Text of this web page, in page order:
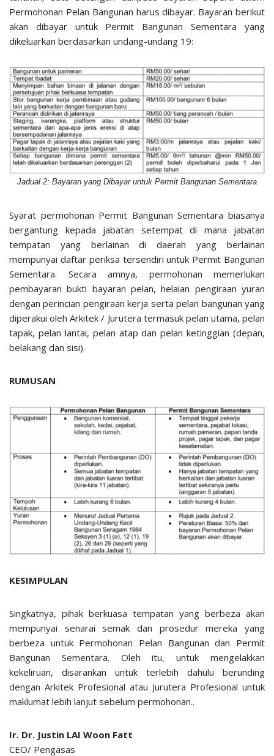
Permohonan Pelan Bangunan harus dibayar. Bayaran berikut
akan dibayar untuk Permit Bangunan Sementara yang
dikeluarkan berdasarkan undang-undang 19:
Jadual 2: Bayaran yang Dibayar untuk Permit Bangunan Sementara
Syarat permohonan Permit Bangunan Sementara biasanya
bergantung kepada jabatan setempat di mana jabatan
tempatan yang berlainan di daerah yang berlainan
mempunyai daftar periksa tersendiri untuk Permit Bangunan
Sementara. Secara amnya, permohonan memerlukan
pembayaran bukti bayaran pelan, helaian pengiraan yuran
dengan perincian pengiraan kerja serta pelan bangunan yang
diperakui oleh Arkitek / Jurutera termasuk pelan utama, pelan
tapak, pelan lantai, pelan atap dan pelan ketinggian (depan,
belakang dan sisi).
RUMUSAN
KESIMPULAN
Singkatnya, pihak berkuasa tempatan yang berbeza akan
mempunyai senarai semak dan prosedur mereka yang
berbeza untuk Permohonan Pelan Bangunan dan Permit
Bangunan Sementara. Oleh itu, untuk mengelakkan
kekeliruan, disarankan untuk terlebih dahulu berunding
dengan Arkitek Profesional atau Jurutera Profesional untuk
maklumat lebih lanjut sebelum permohonan..
Ir. Dr. Justin LAI Woon Fatt
CEO/ Pengasas